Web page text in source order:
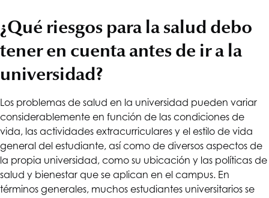
¿Qué riesgos para la salud debo
tener en cuenta antes de ir a la
universidad?
Los problemas de salud en la universidad pueden variar
considerablemente en función de las condiciones de
vida, las actividades extracurriculares y el estilo de vida
general del estudiante, así como de diversos aspectos de
la propia universidad, como su ubicación y las políticas de
salud y bienestar que se aplican en el campus. En
términos generales, muchos estudiantes universitarios se